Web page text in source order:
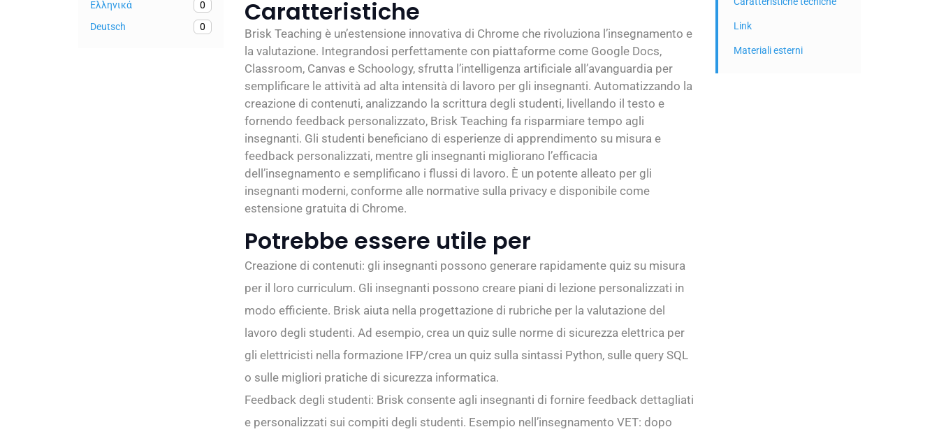
Ελληνικά
0
Deutsch
0 Caratteristiche
Brisk Teaching è un’estensione innovativa di Chrome che rivoluziona l’insegnamento e
la valutazione. Integrandosi perfettamente con piattaforme come Google Docs,
Classroom, Canvas e Schoology, sfrutta l’intelligenza artificiale all’avanguardia per
semplificare le attività ad alta intensità di lavoro per gli insegnanti. Automatizzando la
creazione di contenuti, analizzando la scrittura degli studenti, livellando il testo e
fornendo feedback personalizzato, Brisk Teaching fa risparmiare tempo agli
insegnanti. Gli studenti beneficiano di esperienze di apprendimento su misura e
feedback personalizzati, mentre gli insegnanti migliorano l’efficacia
dell’insegnamento e semplificano i flussi di lavoro. È un potente alleato per gli
insegnanti moderni, conforme alle normative sulla privacy e disponibile come
estensione gratuita di Chrome.
Potrebbe essere utile per
Creazione di contenuti: gli insegnanti possono generare rapidamente quiz su misura
per il loro curriculum. Gli insegnanti possono creare piani di lezione personalizzati in
modo efficiente. Brisk aiuta nella progettazione di rubriche per la valutazione del
lavoro degli studenti. Ad esempio, crea un quiz sulle norme di sicurezza elettrica per
gli elettricisti nella formazione IFP/crea un quiz sulla sintassi Python, sulle query SQL
o sulle migliori pratiche di sicurezza informatica.
Feedback degli studenti: Brisk consente agli insegnanti di fornire feedback dettagliati
e personalizzati sui compiti degli studenti. Esempio nell’insegnamento VET: dopo
Link
Materiali esterni